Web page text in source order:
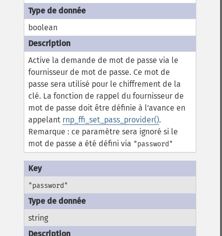
boolean
Active la demande de mot de passe via le
fournisseur de mot de passe. Ce mot de
passe sera utilisé pour le chiffrement de la
clé. La fonction de rappel du fournisseur de
mot de passe doit être définie à l'avance en
appelant rnp_ffi_set_pass_provider().
Remarque : ce paramètre sera ignoré si le
mot de passe a été défini via "password"
"password"
string